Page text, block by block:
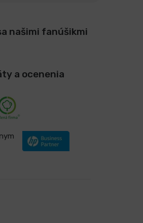
našimi fanúšikmi
a ocenenia